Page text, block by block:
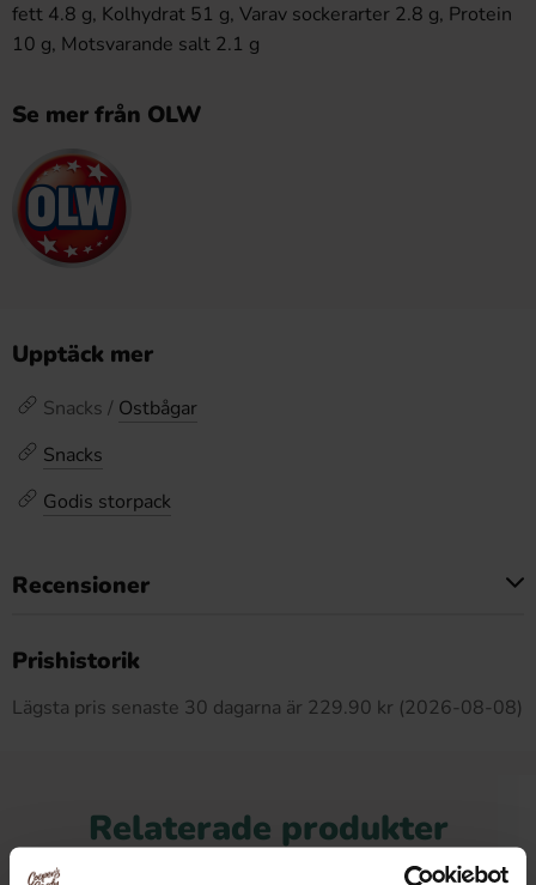
fett 4.8 g, Kolhydrat 51 g, Varav sockerarter 2.8 g, Protein
10 g, Motsvarande salt 2.1 g
Se mer från OLW
Upptäck mer
Snacks / Ostbågar
Snacks
Godis storpack
Recensioner
Prishistorik
Lägsta pris senaste 30 dagarna är 229.90 kr (2026-08-08)
Relaterade produkter